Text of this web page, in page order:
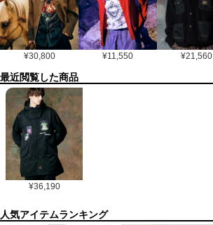
¥30,800 ¥11,550 ¥21,560
最近閲覧した商品
¥36,190